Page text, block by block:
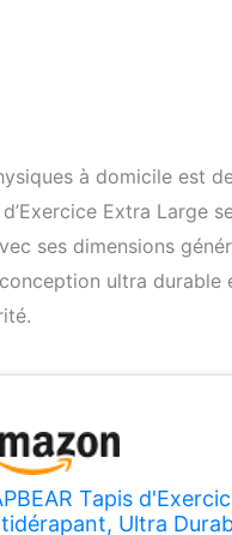
à domicile est
d’Exercice Extra
ses dimensions
ultra
Tapis
Ultra